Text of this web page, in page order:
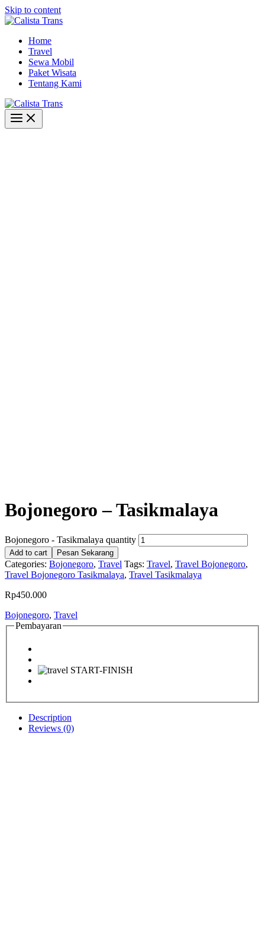
Skip to content
Home
Travel
Sewa Mobil
Paket Wisata
Tentang Kami
Bojonegoro – Tasikmalaya
Bojonegoro - Tasikmalaya quantity
Add to cart Pesan Sekarang
Categories: Bojonegoro, Travel Tags: Travel, Travel Bojonegoro,
Travel Bojonegoro Tasikmalaya, Travel Tasikmalaya
Rp450.000
Bojonegoro, Travel
Pembayaran
Description
Reviews (0)